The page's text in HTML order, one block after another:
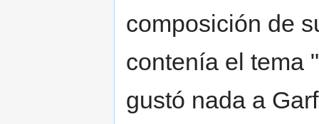
composición de
contenía el tema
gustó nada a